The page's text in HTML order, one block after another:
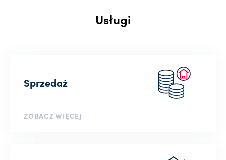
Usługi
Sprzedaż
ZOBACZ WIĘCEJ